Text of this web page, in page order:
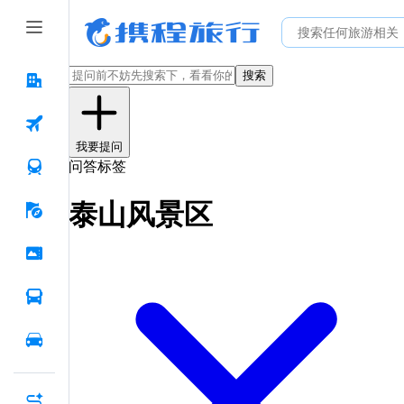
搜索
我要提问
问答标签
泰山风景区